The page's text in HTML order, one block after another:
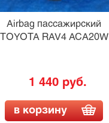
Airbag пассажирский
TOYOTA RAV4 ACA20W
1 440 руб.
в корзину